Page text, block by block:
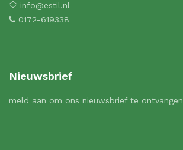
info@estil.nl
0172-619338
Nieuwsbrief
meld aan om ons nieuwsbrief te ontvangen